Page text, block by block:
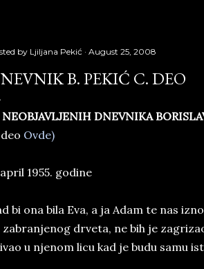
by Ljiljana Pekić August 25, 2008
B. PEKIĆ C. DEO
DNEVNIKA
Ovde)
1955. godine
bi ona bila Eva, a ja Adam te nas
zabranjenog drveta, ne bih je
u njenom licu kad je budu samu